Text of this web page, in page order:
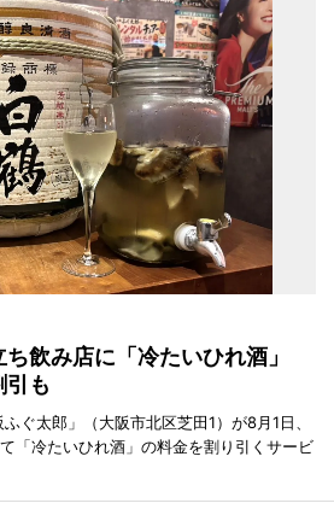
ち飲み店に「冷たいひれ酒」
引も
ぐ太郎」（大阪市北区芝田1）が8月1日、
「冷たいひれ酒」の料金を割り引くサービ